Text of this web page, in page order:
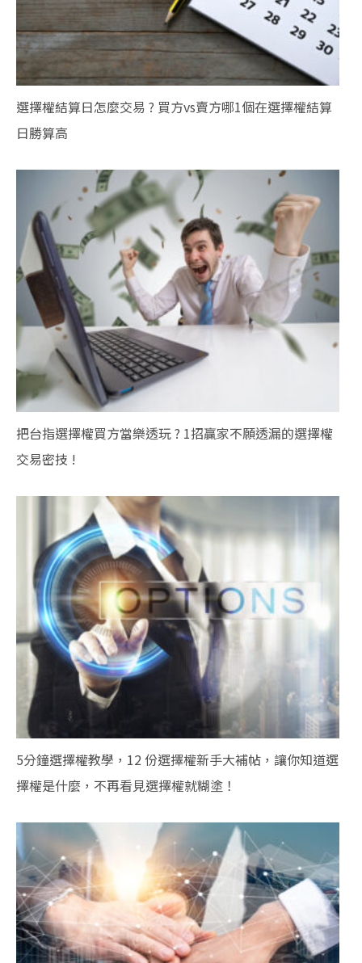
選擇權結算日怎麼交易 ? 買方vs賣方哪1個在選擇權結算
日勝算高
把台指選擇權買方當樂透玩 ? 1招贏家不願透漏的選擇權
交易密技 !
5分鐘選擇權教學，12 份選擇權新手大補帖，讓你知道選
擇權是什麼，不再看見選擇權就糊塗！